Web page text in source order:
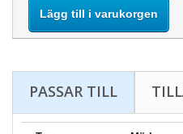
Lägg till i varukorgen
PASSAR TILL